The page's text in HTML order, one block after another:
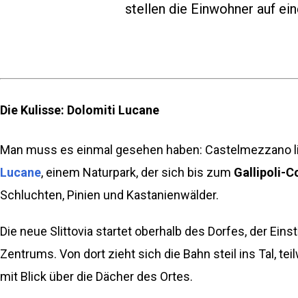
stellen die Einwohner auf
Die Kulisse: Dolomiti Lucane
Man muss es einmal gesehen haben:
Lucane, einem Naturpark, der sich bis zum Gallipoli-
Schluchten, Pinien und Kastanienwälder.
Die neue Slittovia startet oberhalb des Dorfes, der
Zentrums. Von dort zieht sich die Bahn steil ins Tal,
mit Blick über die Dächer des Ortes.